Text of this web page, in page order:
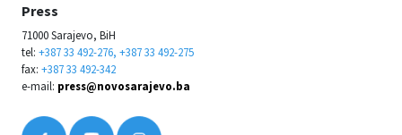
Press
71000 Sarajevo, BiH
tel: +387 33 492-276, +387 33 492-275
fax: +387 33 492-342
e-mail: press@novosarajevo.ba